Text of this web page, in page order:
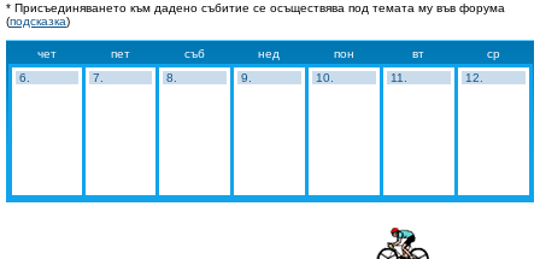
* Присъединяването към дадено събитие се осъществява под темата му във форума
(подсказка)
чет пет съб нед пон вт
ср
6.
7. 8. 9. 10. 11. 12.